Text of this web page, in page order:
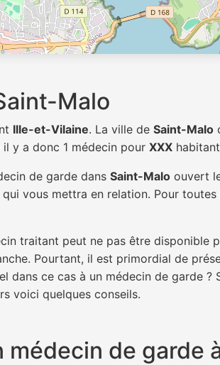
Malo
Ille-et-Vilaine. La ville de Saint-Malo
il y a donc 1 médecin pour XXX
de garde dans Saint-Malo ouvert
vous mettra en relation. Pour
traitant peut ne pas être disponible
Pourtant, il est primordial de
dans ce cas à un médecin de garde
voici quelques conseils.
médecin de garde